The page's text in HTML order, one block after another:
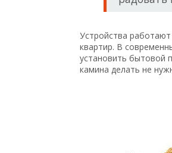
Устройства
квартир. В
установить бытовой
камина делать не